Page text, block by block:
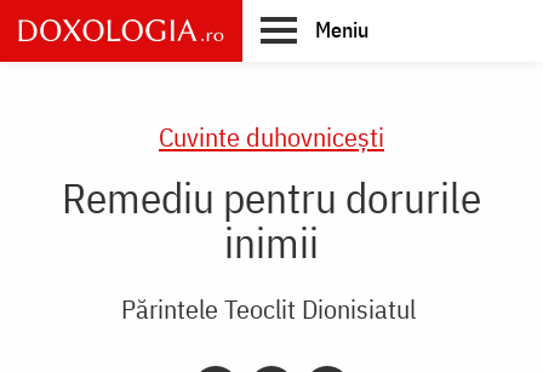
Skip
to
main
Meniu
Cuvinte duhovnicești
Remediu pentru dorurile
inimii
Părintele Teoclit Dionisiatul